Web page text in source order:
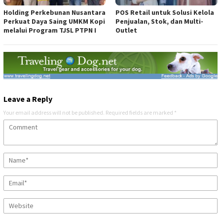
Holding Perkebunan Nusantara
Perkuat Daya Saing UMKM Kopi
melalui Program TJSL PTPN I
POS Retail untuk Solusi Kelola
Penjualan, Stok, dan Multi-
Outlet
Leave a Reply
Your email address will not be published. Required fields are marked *